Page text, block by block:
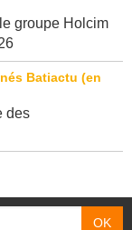
groupe Holcim
des